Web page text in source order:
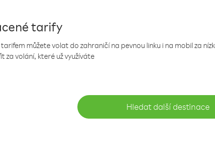
tarify
můžete volat do zahraničí na pevnou linku i na mobil za
za volání, které už využíváte
Hledat další destinace